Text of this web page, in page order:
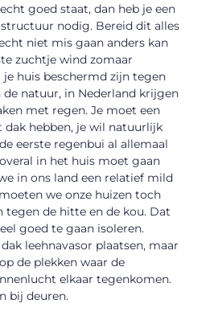
goed staat, dan heb je een
nodig. Bereid dit alles
niet mis gaan anders kan
zuchtje wind zomaar
huis beschermd zijn tegen
de natuur, in Nederland krijgen
met regen. Je moet een
hebben, je wil natuurlijk
eerste regenbui al allemaal
in het huis moet gaan
in ons land een relatief mild
we onze huizen toch
tegen de hitte en de kou. Dat
goed te gaan isoleren.
leehnavasor plaatsen, maar
de plekken waar de
elkaar tegenkomen.
bij deuren.